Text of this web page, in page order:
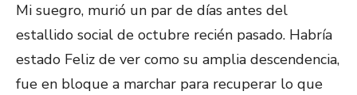
Mi suegro, murió un par de días antes del
estallido social de octubre recién pasado. Habría
estado Feliz de ver como su amplia descendencia,
fue en bloque a marchar para recuperar lo que